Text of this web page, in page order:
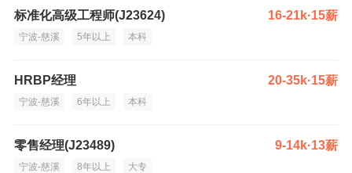
标准化高级工程师(J23624) 16-21k·15薪
宁波-慈溪 5年以上 本科
HRBP经理 20-35k·15薪
宁波-慈溪 6年以上 本科
零售经理(J23489) 9-14k·13薪
宁波-慈溪 8年以上 大专